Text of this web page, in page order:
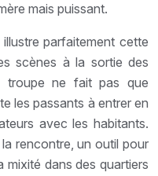
mais puissant.
parfaitement cette
scènes à la sortie des
troupe ne fait pas que
les passants à entrer en
avec les habitants.
rencontre, un outil pour
mixité dans des quartiers